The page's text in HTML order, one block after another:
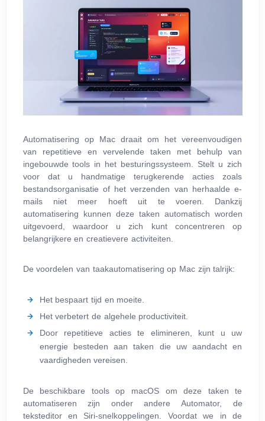
Automatisering op Mac draait om het vereenvoudigen
van repetitieve en vervelende taken met behulp van
ingebouwde tools in het besturingssysteem. Stelt u zich
voor dat u handmatige terugkerende acties zoals
bestandsorganisatie of het verzenden van herhaalde e-
mails niet meer hoeft uit te voeren. Dankzij
automatisering kunnen deze taken automatisch worden
uitgevoerd, waardoor u zich kunt concentreren op
belangrijkere en creatievere activiteiten.
De voordelen van taakautomatisering op Mac zijn talrijk:
Het bespaart tijd en moeite.
Het verbetert de algehele productiviteit.
Door repetitieve acties te elimineren, kunt u uw
energie besteden aan taken die uw aandacht en
vaardigheden vereisen.
De beschikbare tools op macOS om deze taken te
automatiseren zijn onder andere Automator, de
teksteditor en Siri-snelkoppelingen. Voordat we in de